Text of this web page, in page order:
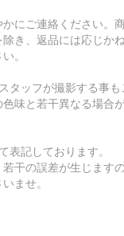
にご連絡ください。
き、返品には応じか
。
タッフが撮影する事も
味と若干異なる場合
表記しております。
干の誤差が生じます
ませ。